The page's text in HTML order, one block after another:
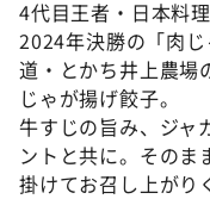
4代目王者・日本料
2024年決勝の「肉
道・とかち井上農場
じゃが揚げ餃子。
牛すじの旨み、ジャ
ントと共に。そのま
掛けてお召し上が